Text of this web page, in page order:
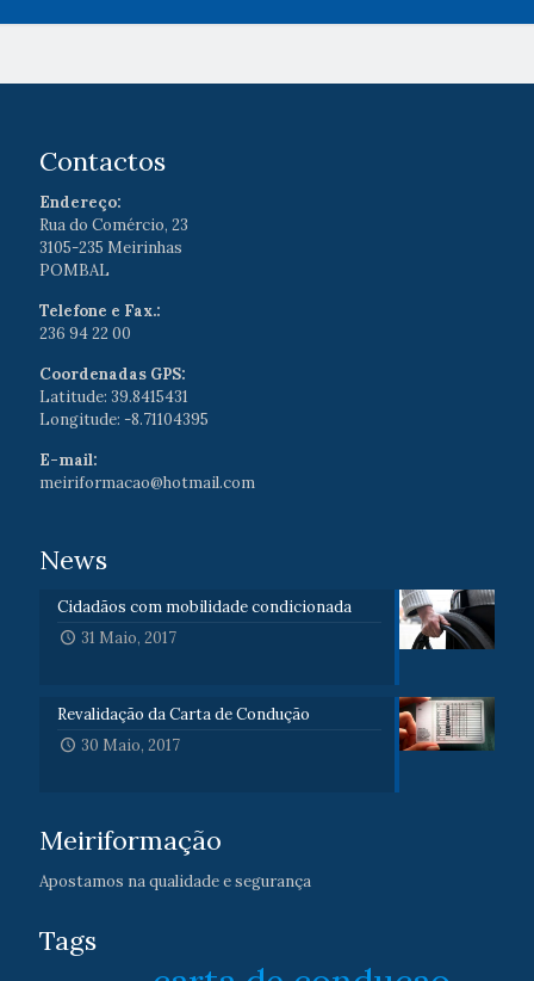
Contactos
Endereço:
Rua do Comércio, 23
3105-235 Meirinhas
POMBAL
Telefone e Fax.:
236 94 22 00
Coordenadas GPS:
Latitude: 39.8415431
Longitude: -8.71104395
E-mail:
meiriformacao@hotmail.com
News
Cidadãos com mobilidade condicionada
31 Maio, 2017
Revalidação da Carta de Condução
30 Maio, 2017
Meiriformação
Apostamos na qualidade e segurança
Tags